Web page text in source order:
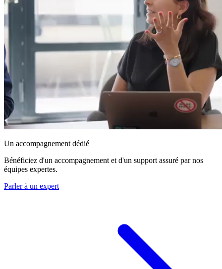
Un accompagnement dédié
Bénéficiez d'un accompagnement et d'un support assuré par nos
équipes expertes.
Parler à un expert